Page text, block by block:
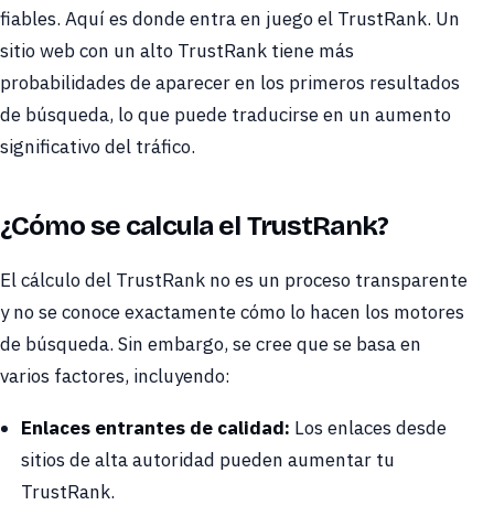
fiables. Aquí es donde entra en juego el TrustRank. Un
sitio web con un alto TrustRank tiene más
probabilidades de aparecer en los primeros resultados
de búsqueda, lo que puede traducirse en un aumento
significativo del tráfico.
¿Cómo se calcula el TrustRank?
El cálculo del TrustRank no es un proceso transparente
y no se conoce exactamente cómo lo hacen los motores
de búsqueda. Sin embargo, se cree que se basa en
varios factores, incluyendo:
Enlaces entrantes de calidad: Los enlaces desde
sitios de alta autoridad pueden aumentar tu
TrustRank.